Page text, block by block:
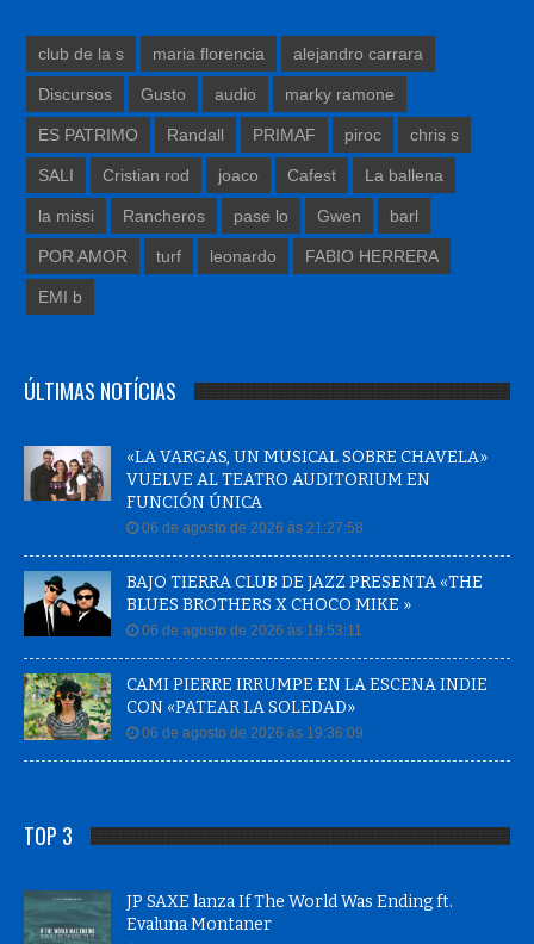
club de la s maria florencia alejandro carrara
Discursos Gusto audio marky ramone
ES PATRIMO Randall PRIMAF piroc chris s
SALI Cristian rod joaco Cafest La ballena
la missi Rancheros pase lo Gwen barl
POR AMOR turf leonardo FABIO HERRERA
EMI b
ÚLTIMAS NOTÍCIAS
«LA VARGAS, UN MUSICAL SOBRE CHAVELA»
VUELVE AL TEATRO AUDITORIUM EN
FUNCIÓN ÚNICA
06 de agosto de 2026 às 21:27:58
BAJO TIERRA CLUB DE JAZZ PRESENTA «THE
BLUES BROTHERS X CHOCO MIKE »
06 de agosto de 2026 às 19:53:11
CAMI PIERRE IRRUMPE EN LA ESCENA INDIE
CON «PATEAR LA SOLEDAD»
06 de agosto de 2026 às 19:36:09
TOP 3
JP SAXE lanza If The World Was Ending ft.
Evaluna Montaner